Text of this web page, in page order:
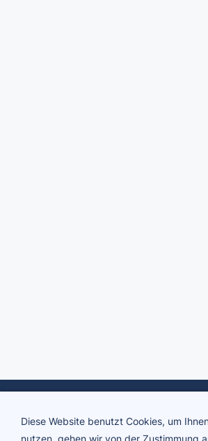
Diese Website benutzt Cookies, um
nutzen, gehen wir von der Zustimmung